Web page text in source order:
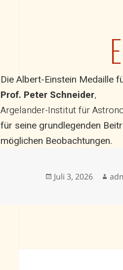
Die Albert-Einstein Medaille
Prof. Peter Schneider,
Argelander-Institut für
für seine grundlegenden
möglichen Beobachtungen.
Veröffentlicht
Juli 3, 2026